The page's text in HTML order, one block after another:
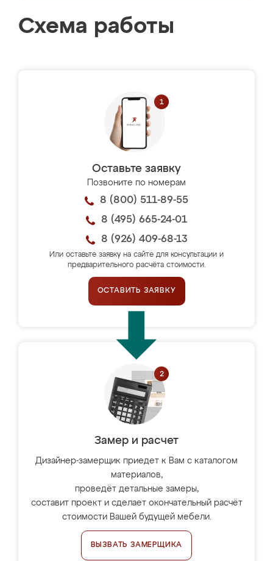
Схема работы
Оставьте заявку
Позвоните по номерам
8 (800) 511-89-55
8 (495) 665-24-01
8 (926) 409-68-13
Или оставьте заявку на сайте для консультации и
предварительного расчёта стоимости.
ОСТАВИТЬ ЗАЯВКУ
Замер и расчет
Дизайнер-замерщик приедет к Вам с каталогом
материалов,
проведёт детальные замеры,
составит проект и сделает окончательный расчёт
стоимости Вашей будущей мебели.
ВЫЗВАТЬ ЗАМЕРЩИКА